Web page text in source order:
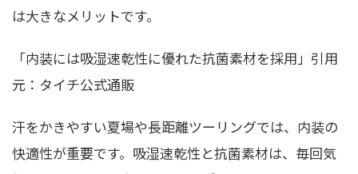
は大きなメリットです。
「内装には吸湿速乾性に優れた抗菌素材を採用」引用
元：タイチ公式通販
汗をかきやすい夏場や長距離ツーリングでは、内装の
快適性が重要です。吸湿速乾性と抗菌素材は、毎回気